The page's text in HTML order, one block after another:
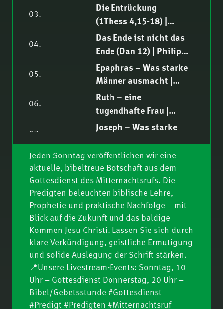
03.
Die Entrückung
(1Thess 4,15-18) |
Hendrik Malgo
04.
Das Ende ist nicht das
Ende (Dan 12) | Philipp
Ottenburg
05.
Epaphras – Was starke
Männer ausmacht |
Hartmut Jaeger
06.
Ruth – eine
tugendhafte Frau |
Nathanael Winkler
07.
Joseph – Was starke
Fredy Peter
08.
Bis zur bestimmten
Zeit – wenn das Böse
seinen Höhepunkt
erreicht (Dan 11) | Teil
2 | P. Ottenburg
09.
Tychikus – Was starke
Männer ausmacht |
Hartmut Jaeger
10.
Die Tempelrede (Jer 7) |
Thomas Lieth
11.
Boas – Was starke
Männer ausmacht |
Fredy Peter
12.
Fit für die Zukunft:
Jesus Christus bereitet
seine Leute vor (Joh
Für ihn erkauft, für ihn
Jeden Sonntag veröffentlichen wir eine
aktuelle, bibeltreue Botschaft aus dem
Gottesdienst des Mitternachtsrufs. Die
Predigten beleuchten biblische Lehre,
Prophetie und praktische Nachfolge – mit
Blick auf die Zukunft und das baldige
Kommen Jesu Christi. Lassen Sie sich durch
klare Verkündigung, geistliche Ermutigung
und solide Auslegung der Schrift stärken.
📍Unsere Livestream-Events: Sonntag, 10
Uhr – Gottesdienst Donnerstag, 20 Uhr –
Bibel/Gebetsstunde #Gottesdienst
#Predigt #Predigten #Mitternachtsruf